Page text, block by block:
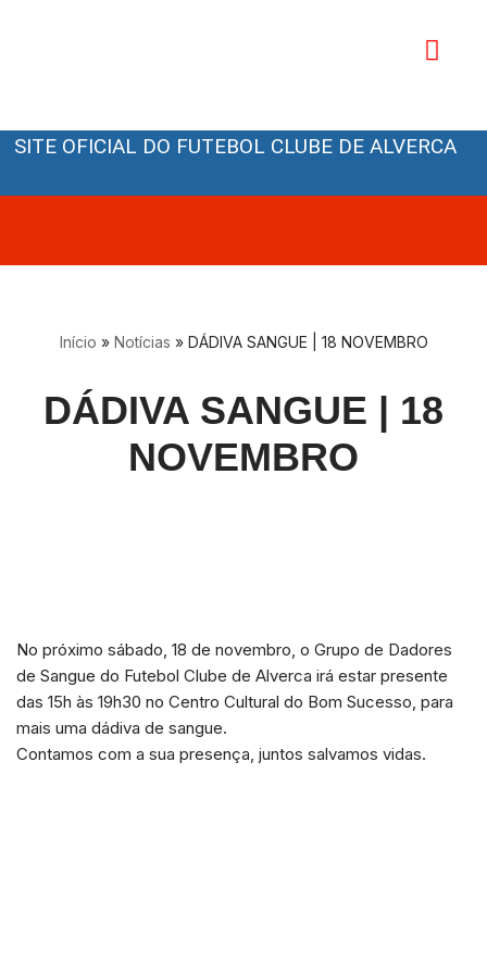
conteúdo
SITE OFICIAL DO FUTEBOL CLUBE DE ALVERCA
Início » Notícias » DÁDIVA SANGUE | 18 NOVEMBRO
DÁDIVA SANGUE | 18
NOVEMBRO
No próximo sábado, 18 de novembro, o Grupo de Dadores
de Sangue do Futebol Clube de Alverca irá estar presente
das 15h às 19h30 no Centro Cultural do Bom Sucesso, para
mais uma dádiva de sangue.
Contamos com a sua presença, juntos salvamos vidas.